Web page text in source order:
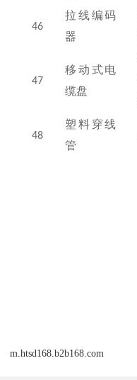
46
拉线编码
器
47
移动式电
缆盘
48
塑料穿线
管
m.htsd168.b2b168.com